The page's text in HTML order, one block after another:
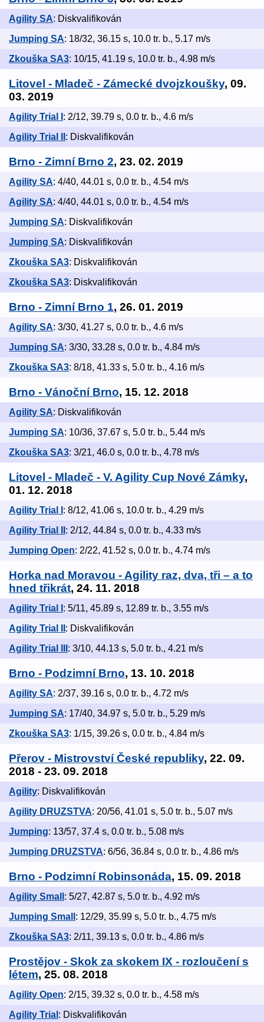
Agility SA: Diskvalifikován
Jumping SA: 18/32, 36.15 s, 10.0 tr. b., 5.17 m/s
Zkouška SA3: 10/15, 41.19 s, 10.0 tr. b., 4.98 m/s
Litovel - Mladeč - Zámecké dvojzkoušky, 09.
03. 2019
Agility Trial I : 2/12, 39.79 s, 0.0 tr. b., 4.6 m/s
Agility Trial II : Diskvalifikován
Brno - Zimní Brno 2, 23. 02. 2019
Agility SA: 4/40, 44.01 s, 0.0 tr. b., 4.54 m/s
Agility SA: 4/40, 44.01 s, 0.0 tr. b., 4.54 m/s
Jumping SA: Diskvalifikován
Jumping SA: Diskvalifikován
Zkouška SA3: Diskvalifikován
Zkouška SA3: Diskvalifikován
Brno - Zimní Brno 1, 26. 01. 2019
Agility SA: 3/30, 41.27 s, 0.0 tr. b., 4.6 m/s
Jumping SA: 3/30, 33.28 s, 0.0 tr. b., 4.84 m/s
Zkouška SA3: 8/18, 41.33 s, 5.0 tr. b., 4.16 m/s
Brno - Vánoční Brno, 15. 12. 2018
Agility SA: Diskvalifikován
Jumping SA: 10/36, 37.67 s, 5.0 tr. b., 5.44 m/s
Zkouška SA3: 3/21, 46.0 s, 0.0 tr. b., 4.78 m/s
Litovel - Mladeč - V. Agility Cup Nové Zámky,
01. 12. 2018
Agility Trial I : 8/12, 41.06 s, 10.0 tr. b., 4.29 m/s
Agility Trial II : 2/12, 44.84 s, 0.0 tr. b., 4.33 m/s
Jumping Open: 2/22, 41.52 s, 0.0 tr. b., 4.74 m/s
Horka nad Moravou - Agility raz, dva, tři – a to
hned třikrát, 24. 11. 2018
Agility Trial I : 5/11, 45.89 s, 12.89 tr. b., 3.55 m/s
Agility Trial II : Diskvalifikován
Agility Trial III : 3/10, 44.13 s, 5.0 tr. b., 4.21 m/s
Brno - Podzimní Brno, 13. 10. 2018
Agility SA: 2/37, 39.16 s, 0.0 tr. b., 4.72 m/s
Jumping SA: 17/40, 34.97 s, 5.0 tr. b., 5.29 m/s
Zkouška SA3: 1/15, 39.26 s, 0.0 tr. b., 4.84 m/s
Přerov - Mistrovství České republiky, 22. 09.
2018 - 23. 09. 2018
Agility: Diskvalifikován
Agility DRUZSTVA: 20/56, 41.01 s, 5.0 tr. b., 5.07 m/s
Jumping: 13/57, 37.4 s, 0.0 tr. b., 5.08 m/s
Jumping DRUZSTVA: 6/56, 36.84 s, 0.0 tr. b., 4.86 m/s
Brno - Podzimní Robinsonáda, 15. 09. 2018
Agility Small : 5/27, 42.87 s, 5.0 tr. b., 4.92 m/s
Jumping Small : 12/29, 35.99 s, 5.0 tr. b., 4.75 m/s
Zkouška SA3: 2/11, 39.13 s, 0.0 tr. b., 4.86 m/s
Prostějov - Skok za skokem IX - rozloučení s
létem, 25. 08. 2018
Agility Open: 2/15, 39.32 s, 0.0 tr. b., 4.58 m/s
Agility Trial : Diskvalifikován